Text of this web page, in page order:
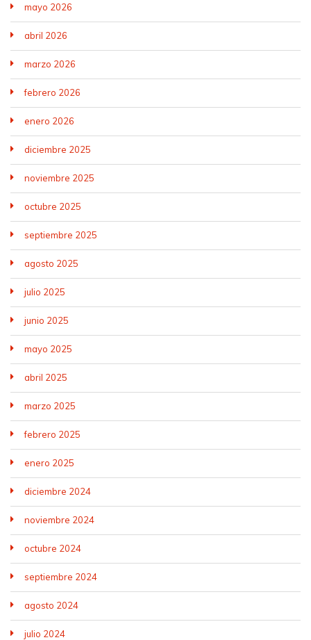
mayo 2026
abril 2026
marzo 2026
febrero 2026
enero 2026
diciembre 2025
noviembre 2025
octubre 2025
septiembre 2025
agosto 2025
julio 2025
junio 2025
mayo 2025
abril 2025
marzo 2025
febrero 2025
enero 2025
diciembre 2024
noviembre 2024
octubre 2024
septiembre 2024
agosto 2024
julio 2024